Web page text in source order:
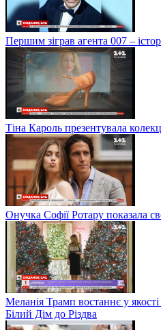
Першим зіграв агента 007 –
Тіна Кароль презентувала
Онучка Софії Ротару показала
Меланія Трамп востаннє у
Білий Дім до Різдва